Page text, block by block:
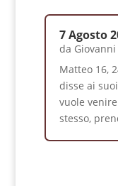
7 Agosto
da
Matteo 16,
disse ai
vuole
stesso,